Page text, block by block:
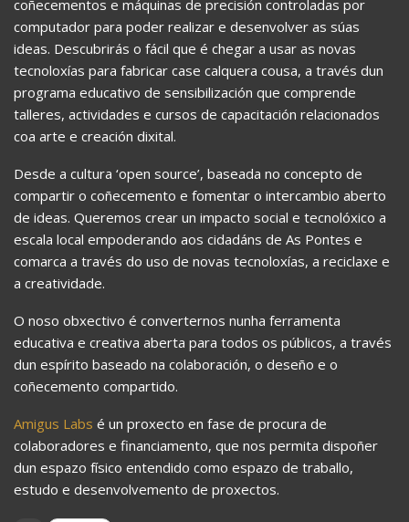
coñecementos e máquinas de precisión controladas por
computador para poder realizar e desenvolver as súas
ideas. Descubrirás o fácil que é chegar a usar as novas
tecnoloxías para fabricar case calquera cousa, a través dun
programa educativo de sensibilización que comprende
talleres, actividades e cursos de capacitación relacionados
coa arte e creación dixital.
Desde a cultura ‘open source’, baseada no concepto de
compartir o coñecemento e fomentar o intercambio aberto
de ideas. Queremos crear un impacto social e tecnolóxico a
escala local empoderando aos cidadáns de As Pontes e
comarca a través do uso de novas tecnoloxías, a reciclaxe e
a creatividade.
O noso obxectivo é converternos nunha ferramenta
educativa e creativa aberta para todos os públicos, a través
dun espírito baseado na colaboración, o deseño e o
coñecemento compartido.
Amigus Labs é un proxecto en fase de procura de
colaboradores e financiamento, que nos permita dispoñer
dun espazo físico entendido como espazo de traballo,
estudo e desenvolvemento de proxectos.